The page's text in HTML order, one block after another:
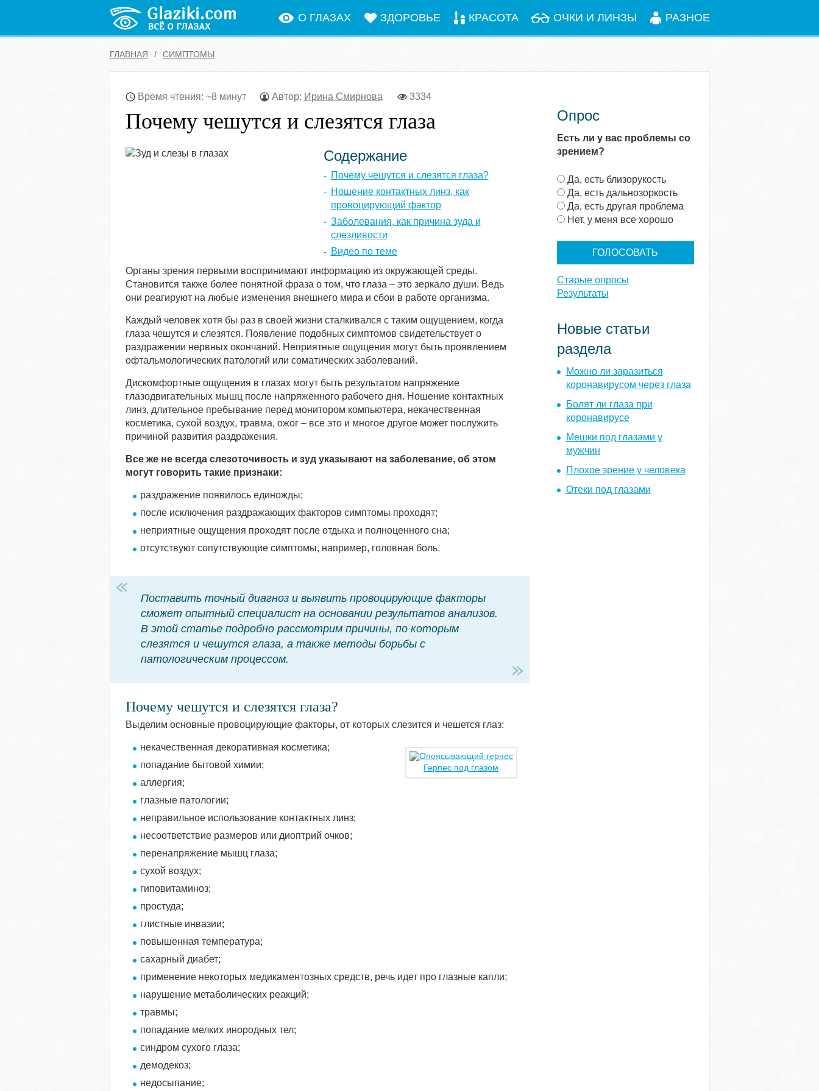
О ГЛАЗАХ ЗДОРОВЬЕ КРАСОТА ОЧКИ И ЛИНЗЫ РАЗНОЕ
ГЛАВНАЯ СИМПТОМЫ
Время чтения: ~8 минут Автор: Ирина Смирнова 3334
Почему чешутся и слезятся глаза
Содержание
Почему чешутся и слезятся глаза?
Ношение контактных линз, как
провоцирующий фактор
Заболевания, как причина зуда и
слезливости
Видео по теме
Органы зрения первыми воспринимают информацию из окружающей среды.
Становится также более понятной фраза о том, что глаза – это зеркало души. Ведь
они реагируют на любые изменения внешнего мира и сбои в работе организма.
Каждый человек хотя бы раз в своей жизни сталкивался с таким ощущением, когда
глаза чешутся и слезятся. Появление подобных симптомов свидетельствует о
раздражении нервных окончаний. Неприятные ощущения могут быть проявлением
офтальмологических патологий или соматических заболеваний.
Дискомфортные ощущения в глазах могут быть результатом напряжение
глазодвигательных мышц после напряженного рабочего дня. Ношение контактных
линз, длительное пребывание перед монитором компьютера, некачественная
косметика, сухой воздух, травма, ожог – все это и многое другое может послужить
причиной развития раздражения.
Все же не всегда слезоточивость и зуд указывают на заболевание, об этом
могут говорить такие признаки:
раздражение появилось единожды;
после исключения раздражающих факторов симптомы проходят;
неприятные ощущения проходят после отдыха и полноценного сна;
отсутствуют сопутствующие симптомы, например, головная боль.
Поставить точный диагноз и выявить провоцирующие факторы
сможет опытный специалист на основании результатов анализов.
В этой статье подробно рассмотрим причины, по которым
слезятся и чешутся глаза, а также методы борьбы с
патологическим процессом.
Почему чешутся и слезятся глаза?
Выделим основные провоцирующие факторы, от которых слезится и чешется глаз:
Герпес под глазом
некачественная декоративная косметика;
попадание бытовой химии;
аллергия;
глазные патологии;
неправильное использование контактных линз;
несоответствие размеров или диоптрий очков;
перенапряжение мышц глаза;
сухой воздух;
гиповитаминоз;
простуда;
глистные инвазии;
повышенная температура;
сахарный диабет;
применение некоторых медикаментозных средств, речь идет про глазные капли;
нарушение метаболических реакций;
травмы;
попадание мелких инородных тел;
синдром сухого глаза;
демодекоз;
недосыпание;
Опрос
Есть ли у вас проблемы со
зрением?
В
а
р
и
Да, есть близорукость
Да, есть дальнозоркость
Да, есть другая проблема
Нет, у меня все хорошо
Старые опросы
Результаты
Новые статьи
раздела
Можно ли заразиться
коронавирусом через глаза
Болят ли глаза при
коронавирусе
Мешки под глазами у
мужчин
Плохое зрение у человека
Отеки под глазами